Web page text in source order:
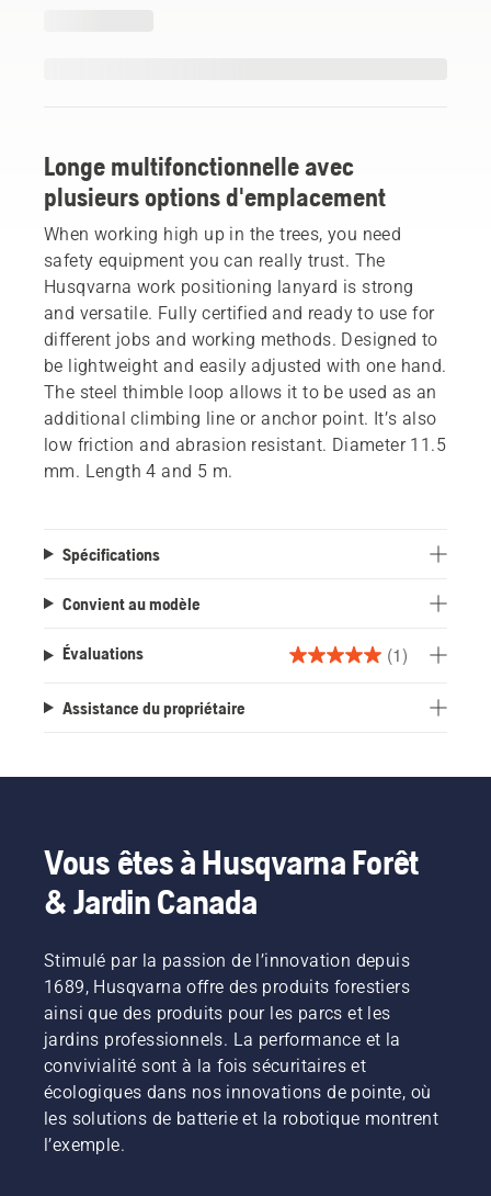
Longe multifonctionnelle avec
plusieurs options d'emplacement
When working high up in the trees, you need
safety equipment you can really trust. The
Husqvarna work positioning lanyard is strong
and versatile. Fully certified and ready to use for
different jobs and working methods. Designed to
be lightweight and easily adjusted with one hand.
The steel thimble loop allows it to be used as an
additional climbing line or anchor point. It’s also
low friction and abrasion resistant. Diameter 11.5
mm. Length 4 and 5 m.
Spécifications
Convient au modèle
Évaluations (1)
5.0
1
Assistance du propriétaire
Vous êtes à Husqvarna Forêt
& Jardin Canada
Stimulé par la passion de l’innovation depuis
1689, Husqvarna offre des produits forestiers
ainsi que des produits pour les parcs et les
jardins professionnels. La performance et la
convivialité sont à la fois sécuritaires et
écologiques dans nos innovations de pointe, où
les solutions de batterie et la robotique montrent
l’exemple.